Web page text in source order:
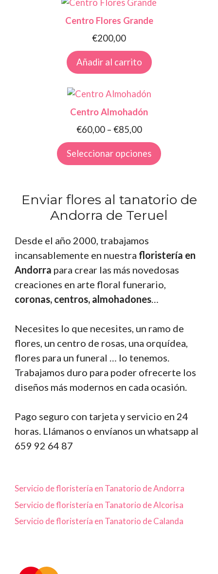
€100,00
Centro Flores Grande
€200,00
Añadir al carrito
Centro Almohadón
€60,00 – €85,00Rango
de
precios:
desde
hasta
€85,00
Seleccionar opciones
Enviar flores al tanatorio de
Andorra de Teruel
Desde el año 2000, trabajamos
incansablemente en nuestra floristería en
Andorra para crear las más novedosas
creaciones en arte floral funerario,
coronas, centros, almohadones…
Necesites lo que necesites, un ramo de
flores, un centro de rosas, una orquídea,
flores para un funeral … lo tenemos.
Trabajamos duro para poder ofrecerte los
diseños más modernos en cada ocasión.
Pago seguro con tarjeta y servicio en 24
horas. Llámanos o envíanos un whatsapp al
659 92 64 87
Servicio de floristería en Tanatorio de Andorra
Servicio de floristería en Tanatorio de Alcorisa
Servicio de floristería en Tanatorio de Calanda